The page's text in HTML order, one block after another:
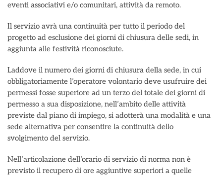
eventi associativi e/o comunitari, attività da remoto.
Il servizio avrà una continuità per tutto il periodo del
progetto ad esclusione dei giorni di chiusura delle sedi, in
aggiunta alle festività riconosciute.
Laddove il numero dei giorni di chiusura della sede, in cui
obbligatoriamente l’operatore volontario deve usufruire dei
permessi fosse superiore ad un terzo del totale dei giorni di
permesso a sua disposizione, nell’ambito delle attività
previste dal piano di impiego, si adotterà una modalità e una
sede alternativa per consentire la continuità dello
svolgimento del servizio.
Nell’articolazione dell’orario di servizio di norma non è
previsto il recupero di ore aggiuntive superiori a quelle